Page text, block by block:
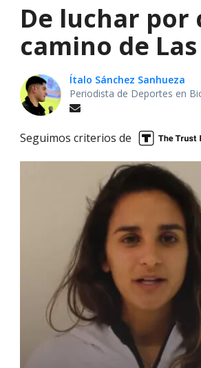
De luchar
camino de
Ítalo Sánchez Sanhueza
Periodista de Deportes en
Seguimos criterios de